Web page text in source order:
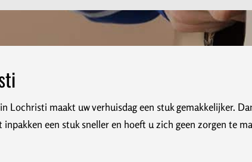
Lochristi maakt uw verhuisdag een stuk gemakkelijker.
een stuk sneller en hoeft u zich geen zorgen te